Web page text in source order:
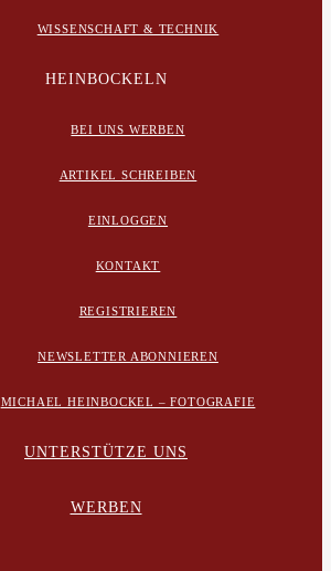
WISSENSCHAFT & TECHNIK
HEINBOCKELN
BEI UNS WERBEN
ARTIKEL SCHREIBEN
EINLOGGEN
KONTAKT
REGISTRIEREN
NEWSLETTER ABONNIEREN
MICHAEL HEINBOCKEL – FOTOGRAFIE
UNTERSTÜTZE UNS
WERBEN